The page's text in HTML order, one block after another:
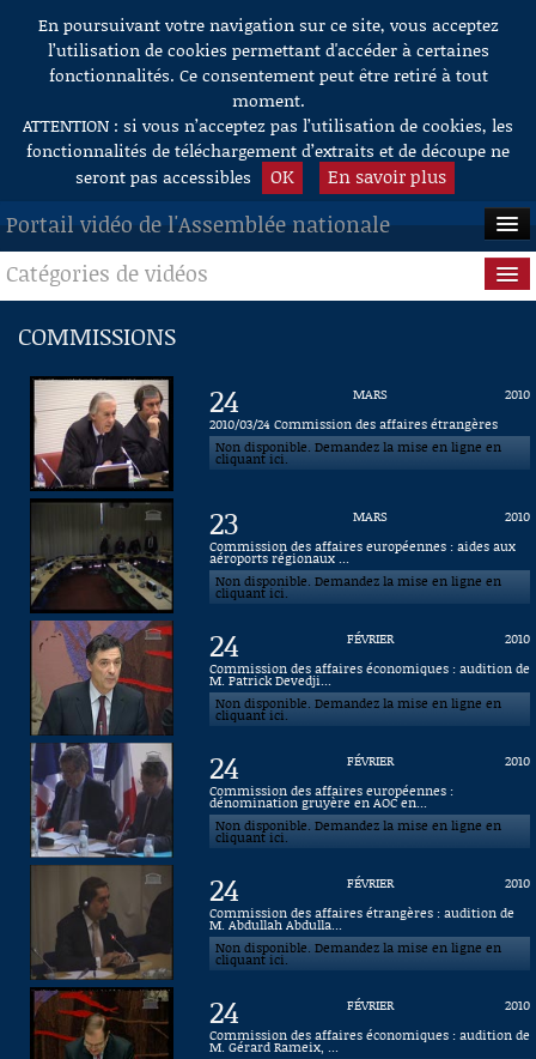
Aller au contenu
En poursuivant votre navigation sur ce site, vous acceptez
l’utilisation de cookies permettant d'accéder à certaines
fonctionnalités. Ce consentement peut être retiré à tout
moment.
ATTENTION : si vous n’acceptez pas l’utilisation de cookies, les
fonctionnalités de téléchargement d’extraits et de découpe ne
seront pas accessibles
OK En savoir plus
Portail vidéo de l'Assemblée nationale
ACCUEIL
EN DIRECT
À LA DEMANDE
RECHERCHE
AIDE À LA DÉCOUPE
DE VIDÉOS
Catégories de vidéos
Questions au Gouvernement
Commissions
Présidence
Évènements
Connaissance, Histoire
COMMISSIONS
24 MARS
2010
2010/03/24 Commission des affaires étrangères
Non disponible. Demandez la mise en ligne en
cliquant ici.
23 MARS
2010
Commission des affaires européennes : aides aux
aéroports régionaux ...
Non disponible. Demandez la mise en ligne en
cliquant ici.
24 FÉVRIER
2010
Commission des affaires économiques : audition de
M. Patrick Devedji...
Non disponible. Demandez la mise en ligne en
cliquant ici.
24 FÉVRIER
2010
Commission des affaires européennes :
dénomination gruyère en AOC en...
Non disponible. Demandez la mise en ligne en
cliquant ici.
24 FÉVRIER
2010
Commission des affaires étrangères : audition de
M. Abdullah Abdulla...
Non disponible. Demandez la mise en ligne en
cliquant ici.
24 FÉVRIER
2010
Commission des affaires économiques : audition de
M. Gérard Rameix, ...